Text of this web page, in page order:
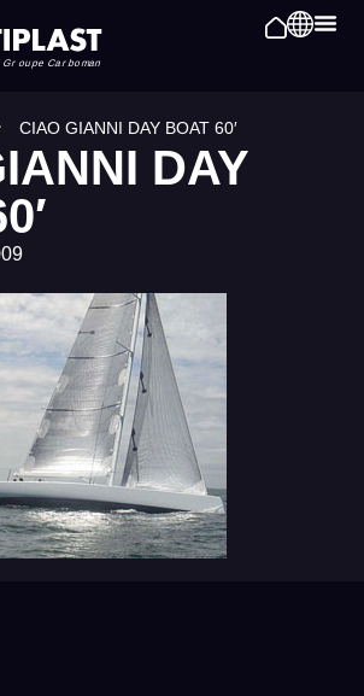
CIAO GIANNI DAY BOAT 60′
DAY